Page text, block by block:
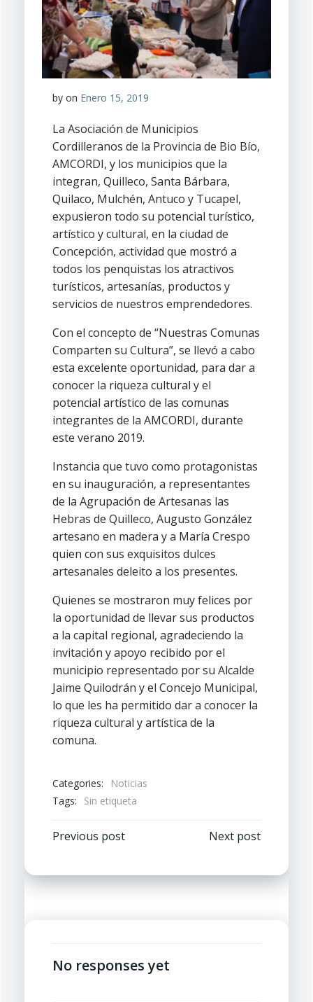
by on Enero 15, 2019
La Asociación de Municipios
Cordilleranos de la Provincia de Bio Bío,
AMCORDI, y los municipios que la
integran, Quilleco, Santa Bárbara,
Quilaco, Mulchén, Antuco y Tucapel,
expusieron todo su potencial turístico,
artístico y cultural, en la ciudad de
Concepción, actividad que mostró a
todos los penquistas los atractivos
turísticos, artesanías, productos y
servicios de nuestros emprendedores.
Con el concepto de “Nuestras Comunas
Comparten su Cultura”, se llevó a cabo
esta excelente oportunidad, para dar a
conocer la riqueza cultural y el
potencial artístico de las comunas
integrantes de la AMCORDI, durante
este verano 2019.
Instancia que tuvo como protagonistas
en su inauguración, a representantes
de la Agrupación de Artesanas las
Hebras de Quilleco, Augusto González
artesano en madera y a María Crespo
quien con sus exquisitos dulces
artesanales deleito a los presentes.
Quienes se mostraron muy felices por
la oportunidad de llevar sus productos
a la capital regional, agradeciendo la
invitación y apoyo recibido por el
municipio representado por su Alcalde
Jaime Quilodrán y el Concejo Municipal,
lo que les ha permitido dar a conocer la
riqueza cultural y artística de la
comuna.
Categories:
Noticias
Tags:
Sin etiqueta
Navegación
por
Previous post
Navegación
por
Next post
No responses yet